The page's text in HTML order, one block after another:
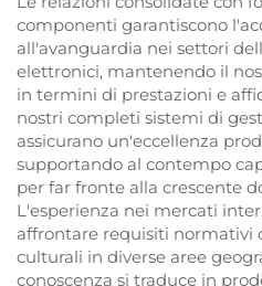
componenti garantiscono
all'avanguardia nei settori
elettronici, mantenendo il
in termini di prestazioni e
nostri completi sistemi di
assicurano un'eccellenza
supportando al contempo
per far fronte alla crescente
L'esperienza nei mercati
affrontare requisiti normativi
culturali in diverse aree
conoscenza si traduce in